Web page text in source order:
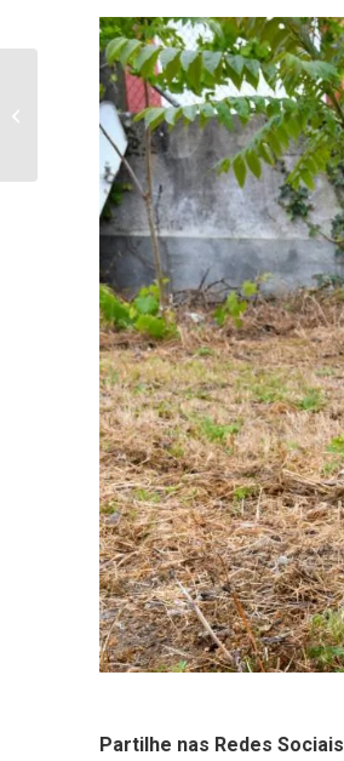
Partilhe nas Redes Sociais
Câmara Municipal
celebra protocolo com
Moto Clube Castelo